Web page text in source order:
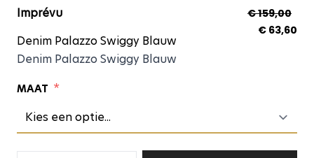
Denim Palazzo
Imprévu
Denim Palazzo Swiggy Blauw
€ 159,00
€ 63,60
Denim Palazzo Swiggy Blauw
MAAT *